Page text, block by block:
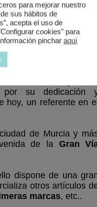
su dedicación
hoy, un referente en el
de Murcia y
de la Gran
dispone de una
otros artículos
marcas, etc..
para mejorar nuestro
sus hábitos de
acepta el uso de
cookies" para
pinchar aquí